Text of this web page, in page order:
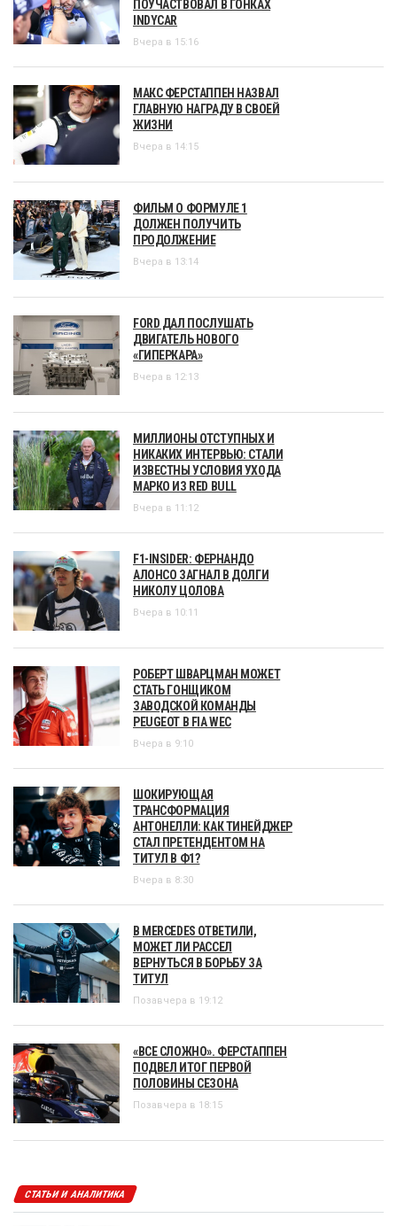
ПОУЧАСТВОВАЛ В ГОНКАХ
INDYCAR
Вчера в 15:16
МАКС ФЕРСТАППЕН НАЗВАЛ
ГЛАВНУЮ НАГРАДУ В СВОЕЙ
ЖИЗНИ
Вчера в 14:15
ФИЛЬМ О ФОРМУЛЕ 1
ДОЛЖЕН ПОЛУЧИТЬ
ПРОДОЛЖЕНИЕ
Вчера в 13:14
FORD ДАЛ ПОСЛУШАТЬ
ДВИГАТЕЛЬ НОВОГО
«ГИПЕРКАРА»
Вчера в 12:13
МИЛЛИОНЫ ОТСТУПНЫХ И
НИКАКИХ ИНТЕРВЬЮ: СТАЛИ
ИЗВЕСТНЫ УСЛОВИЯ УХОДА
МАРКО ИЗ RED BULL
Вчера в 11:12
F1-INSIDER: ФЕРНАНДО
АЛОНСО ЗАГНАЛ В ДОЛГИ
НИКОЛУ ЦОЛОВА
Вчера в 10:11
РОБЕРТ ШВАРЦМАН МОЖЕТ
СТАТЬ ГОНЩИКОМ
ЗАВОДСКОЙ КОМАНДЫ
PEUGEOT В FIA WEC
Вчера в 9:10
ШОКИРУЮЩАЯ
ТРАНСФОРМАЦИЯ
АНТОНЕЛЛИ: КАК ТИНЕЙДЖЕР
СТАЛ ПРЕТЕНДЕНТОМ НА
ТИТУЛ В Ф1?
Вчера в 8:30
В MERCEDES ОТВЕТИЛИ,
МОЖЕТ ЛИ РАССЕЛ
ВЕРНУТЬСЯ В БОРЬБУ ЗА
ТИТУЛ
Позавчера в 19:12
«ВСЕ СЛОЖНО». ФЕРСТАППЕН
ПОДВЕЛ ИТОГ ПЕРВОЙ
ПОЛОВИНЫ СЕЗОНА
Позавчера в 18:15
СТАТЬИ И АНАЛИТИКА